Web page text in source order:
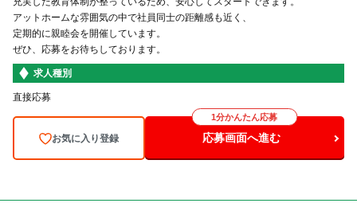
アットホームな雰囲気の中で社員同士の距離感も近く、
定期的に親睦会を開催しています。
ぜひ、応募をお待ちしております。
求人種別
直接応募
お気に入り登録 応募画面へ進む
1分かんたん応募